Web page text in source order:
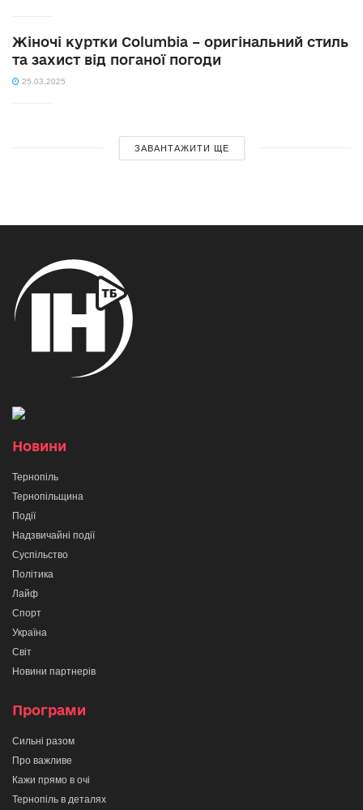
Жіночі куртки Columbia – оригінальний стиль
та захист від поганої погоди
25.03.2025
ЗАВАНТАЖИТИ ЩЕ
Новини
Тернопіль
Тернопільщина
Події
Надзвичайні події
Суспільство
Політика
Лайф
Спорт
Україна
Світ
Новини партнерів
Програми
Сильні разом
Про важливе
Кажи прямо в очі
Тернопіль в деталях